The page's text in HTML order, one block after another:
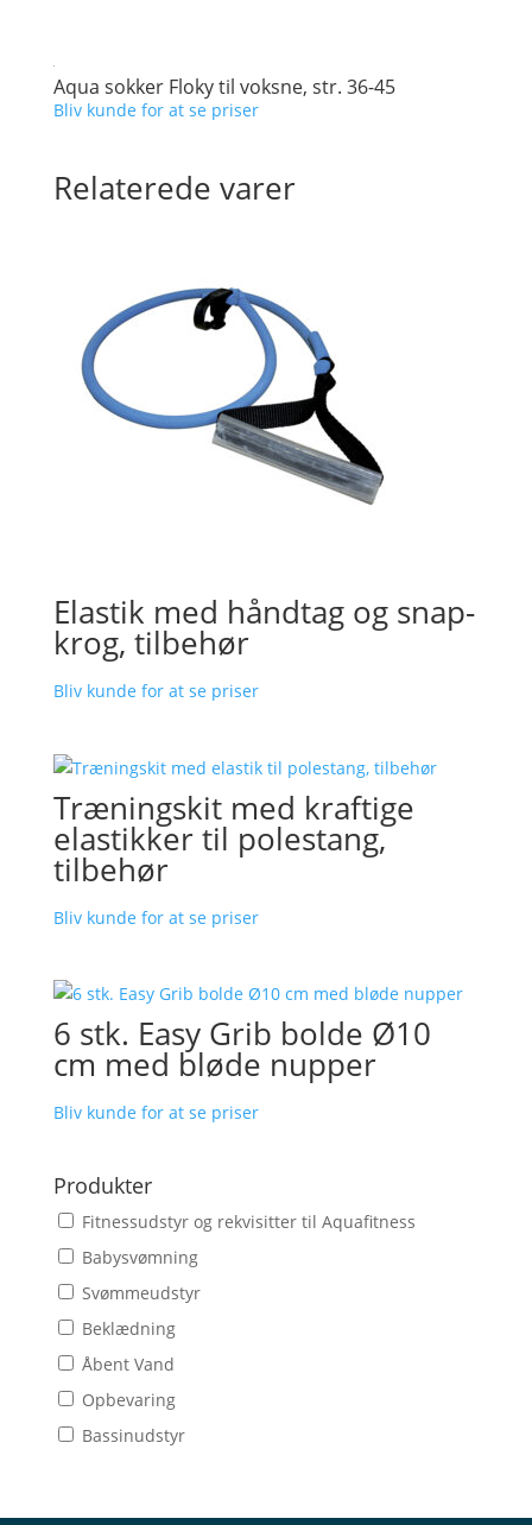
Aqua sokker Floky til voksne, str. 36-45
Bliv kunde for at se priser
Relaterede varer
Elastik med håndtag og snap-
krog, tilbehør
Bliv kunde for at se priser
Træningskit med kraftige
elastikker til polestang,
tilbehør
Bliv kunde for at se priser
6 stk. Easy Grib bolde Ø10
cm med bløde nupper
Bliv kunde for at se priser
Produkter
Fitnessudstyr og rekvisitter til Aquafitness
Babysvømning
Svømmeudstyr
Beklædning
Åbent Vand
Opbevaring
Bassinudstyr